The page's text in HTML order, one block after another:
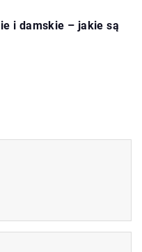
i damskie – jakie są